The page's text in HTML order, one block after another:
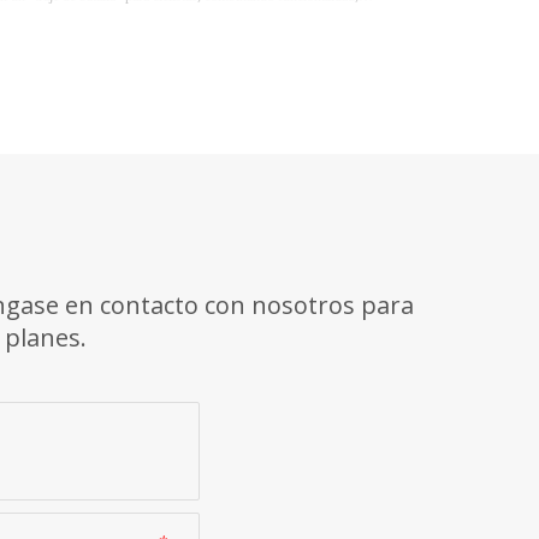
en contacto con nosotros para